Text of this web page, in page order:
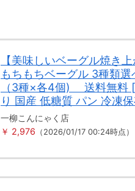
【美味しいベーグル焼き
もちもちベーグル 3種類
（3種×各4個) 送料無料 [
り 国産 低糖質 パン 冷凍
一柳こんにゃく店
￥ 2,976 （2026/01/17 00:24時点）